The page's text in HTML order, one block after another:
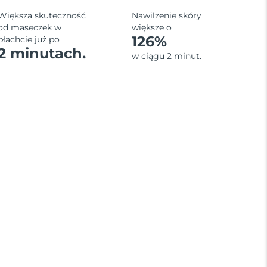
skuteczność
maseczek w
już po
minutach.
Nawilżenie skóry
większe o
126%
w ciągu 2 minut.